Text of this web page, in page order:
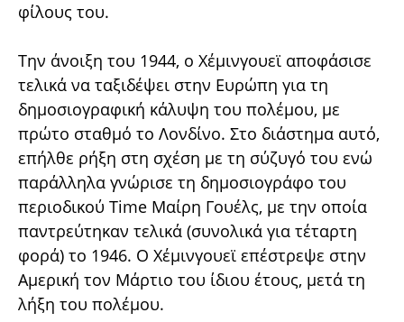
φίλους του.
Την άνοιξη του 1944, ο Χέμινγουεϊ αποφάσισε
τελικά να ταξιδέψει στην Ευρώπη για τη
δημοσιογραφική κάλυψη του πολέμου, με
πρώτο σταθμό το Λονδίνο. Στο διάστημα αυτό,
επήλθε ρήξη στη σχέση με τη σύζυγό του ενώ
παράλληλα γνώρισε τη δημοσιογράφο του
περιοδικού Time Μαίρη Γουέλς, με την οποία
παντρεύτηκαν τελικά (συνολικά για τέταρτη
φορά) το 1946. Ο Χέμινγουεϊ επέστρεψε στην
Αμερική τον Μάρτιο του ίδιου έτους, μετά τη
λήξη του πολέμου.